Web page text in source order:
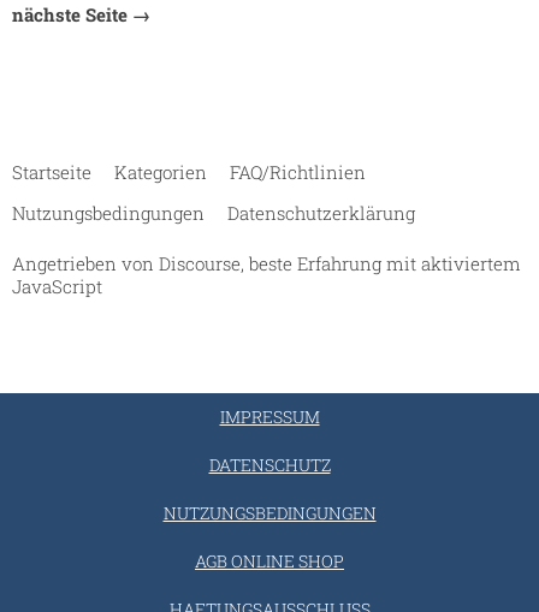
nächste Seite →
Startseite Kategorien
FAQ/Richtlinien
Nutzungsbedingungen
Datenschutzerklärung
Angetrieben von Discourse, beste Erfahrung mit aktiviertem
JavaScript
IMPRESSUM
DATENSCHUTZ
NUTZUNGSBEDINGUNGEN
AGB ONLINE SHOP